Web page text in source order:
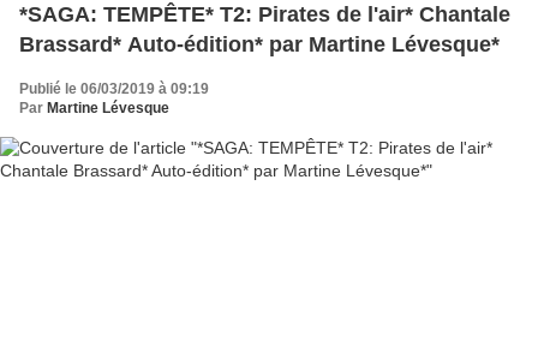
*SAGA: TEMPÊTE* T2: Pirates de l'air* Chantale
Brassard* Auto-édition* par Martine Lévesque*
Publié le 06/03/2019 à 09:19
Par Martine Lévesque